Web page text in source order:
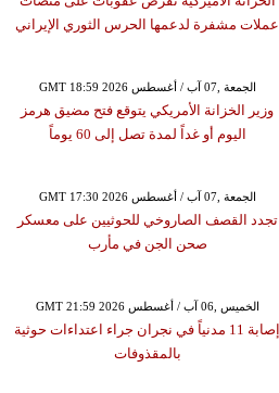
عملات مشفرة لدعمها الحرس الثوري الإيراني
GMT 18:59 2026 الجمعة ,07 آب / أغسطس
وزير الخزانة الأمريكي يتوقع فتح مضيق هرمز
اليوم أو غداً لمدة تصل إلى 60 يوماً
GMT 17:30 2026 الجمعة ,07 آب / أغسطس
تجدد القصف الصاروخي للحوثيين على معسكر
صحن الجن في مأرب
GMT 21:59 2026 الخميس ,06 آب / أغسطس
إصابة 11 مدنياً في نجران جراء اعتداءات حوثية
بالمقذوفات